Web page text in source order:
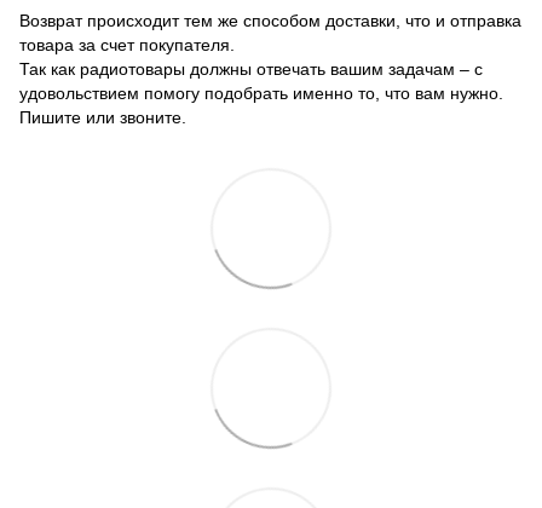
Возврат происходит тем же способом доставки, что и отправка
товара за счет покупателя.
Так как радиотовары должны отвечать вашим задачам – с
удовольствием помогу подобрать именно то, что вам нужно.
Пишите или звоните.